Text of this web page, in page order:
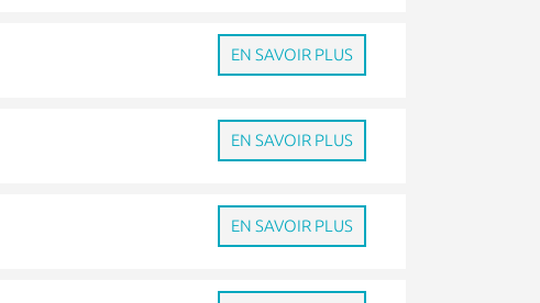
EN SAVOIR PLUS
EN SAVOIR PLUS
EN SAVOIR PLUS